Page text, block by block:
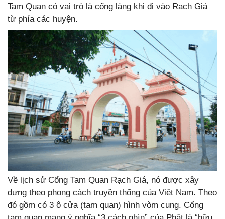
Tam Quan có vai trò là cổng làng khi đi vào Rạch Giá
từ phía các huyện.
Về lịch sử Cổng Tam Quan Rạch Giá, nó được xây
dựng theo phong cách truyền thống của Việt Nam. Theo
đó gồm có 3 ô cửa (tam quan) hình vòm cung. Cổng